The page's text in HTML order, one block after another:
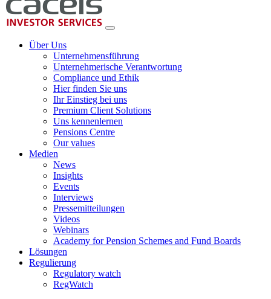
Über Uns
Unternehmensführung
Unternehmerische Verantwortung
Compliance und Ethik
Hier finden Sie uns
Ihr Einstieg bei uns
Premium Client Solutions
Uns kennenlernen
Pensions Centre
Our values
Medien
News
Insights
Events
Interviews
Pressemitteilungen
Videos
Webinars
Academy for Pension Schemes and Fund Boards
Lösungen
Regulierung
Regulatory watch
RegWatch